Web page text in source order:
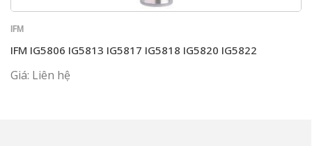
IFM
IFM IG5806 IG5813 IG5817 IG5818 IG5820 IG5822
Giá: Liên hệ